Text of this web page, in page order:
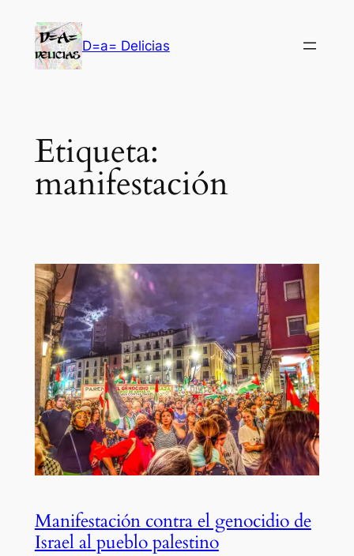
contenido
D=a= Delicias
Etiqueta:
manifestación
Manifestación contra el genocidio de
Israel al pueblo palestino